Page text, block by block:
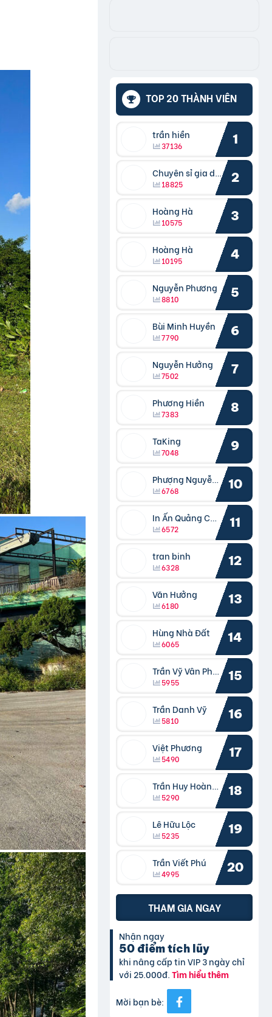
TOP 20 THÀNH VIÊN
trần hiền
37136 1
Chuyên sỉ gia dụng
18825 2
Hoàng Hà
10575 3
Hoàng Hà
10195 4
Nguyễn Phương
8810 5
Bùi Minh Huyền
7790 6
Nguyễn Hưởng
7502 7
Phương Hiền
7383 8
TaKing
7048 9
Phượng Nguyễn Phượng
6768 10
In Ấn Quảng Cáo Cần Thơ
6572 11
tran binh
6328 12
Văn Hưởng
6180 13
Hùng Nhà Đất
6065 14
Trần Vỹ Vân Phong
5955 15
Trần Danh Vỹ
5810 16
Việt Phương
5490 17
Trần Huy Hoàng Bắc
5290 18
Lê Hữu Lộc
5235 19
Trần Viết Phú
4995 20
THAM GIA NGAY
Nhận ngay
50 điểm tích lũy
khi nâng cấp tin VIP 3 ngày chỉ
với 25.000đ.Tìm hiểu thêm
Mời bạn bè: